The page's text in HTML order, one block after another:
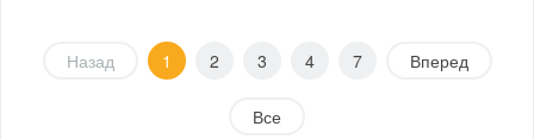
Назад 1 2 3 4 7 Вперед
Все